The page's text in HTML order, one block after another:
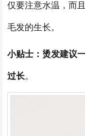
仅要注意水温，而
毛发的生长。
小贴士：烫发建议
过长。